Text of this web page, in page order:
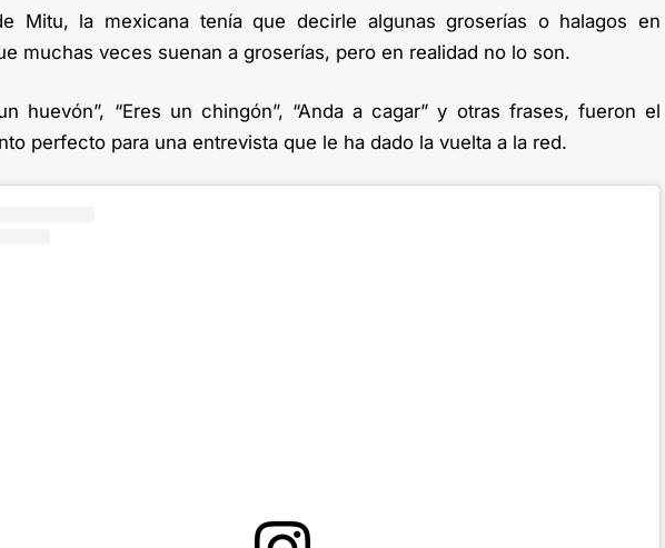
Mitu, la mexicana tenía que decirle algunas groserías o halagos en
muchas veces suenan a groserías, pero en realidad no lo son.
huevón”, “Eres un chingón”, “Anda a cagar” y otras frases, fueron el
perfecto para una entrevista que le ha dado la vuelta a la red.